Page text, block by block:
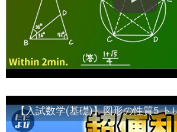
【入試数学(基礎)】図形の性質5 ト